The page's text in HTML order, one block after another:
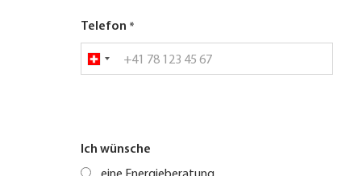
Telefon
Ich wünsche